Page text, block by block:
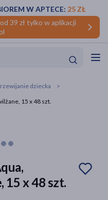
39 zł tylko w aplikacji
W APTECE: 25 ZŁ
dziecka
15 x 48 szt.
15 x 48 szt.